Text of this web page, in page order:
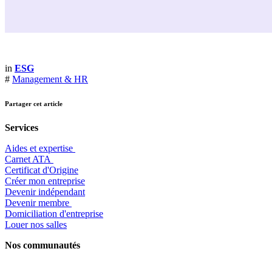
in ESG
# Management & HR
Partager cet article
Services
Aides et expertise
​Carnet ATA
Certificat d'Origine
Créer mon entreprise
Devenir indépendant
Devenir membre
​Domiciliation d'entreprise
Louer nos salles
Nos communautés